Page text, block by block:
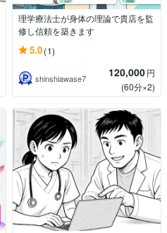
理学療法士が身体の理論で貴店を監
修し信頼を築きます
5.0(1)
shinshiawase7 120,000円
(60分×2)